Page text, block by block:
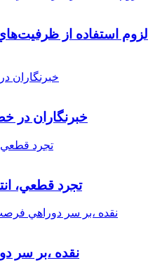
لزوم استفاده از
خبرنگاران در
تجرد قطعي،
نقده ،بر سر